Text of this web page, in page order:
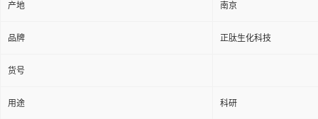
产地 南京
品牌 正肽生化科技
货号
用途 科研